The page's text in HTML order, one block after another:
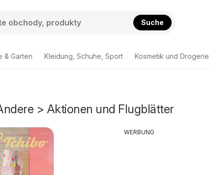
Suche
& Garten Kleidung, Schuhe, Sport Kosmetik und Drogerie
> Aktionen und Flugblätter
WERBUNG